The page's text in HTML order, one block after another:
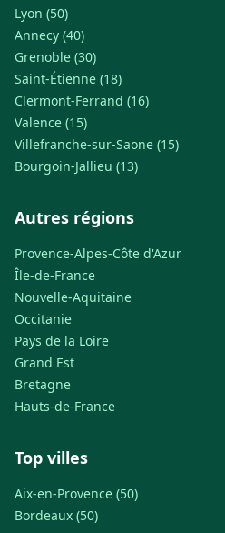
Lyon (50)
Annecy (40)
Grenoble (30)
Saint-Étienne (18)
Clermont-Ferrand (16)
Valence (15)
Villefranche-sur-Saone (15)
Bourgoin-Jallieu (13)
Autres régions
Provence-Alpes-Côte d'Azur
Île-de-France
Nouvelle-Aquitaine
Occitanie
Pays de la Loire
Grand Est
Bretagne
Hauts-de-France
Top villes
Aix-en-Provence (50)
Bordeaux (50)